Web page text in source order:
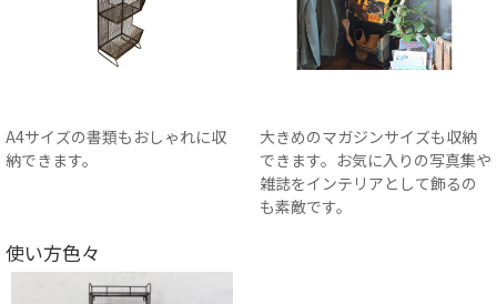
A4サイズの書類もおしゃれに収
納できます。
大きめのマガジンサイズも収納
できます。お気に入りの写真集や
雑誌をインテリアとして飾るの
も素敵です。
使い方色々